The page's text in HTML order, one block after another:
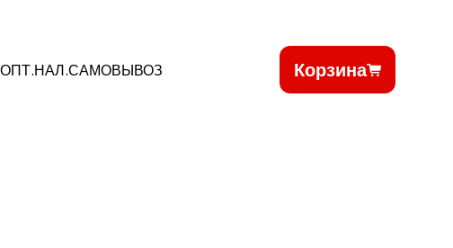
Корзина